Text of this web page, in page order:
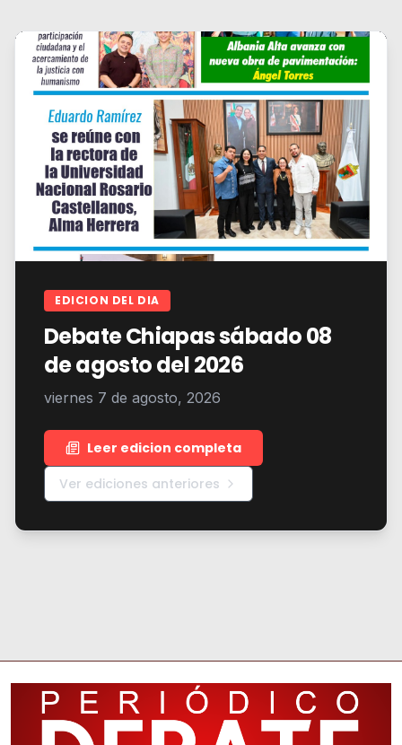
EDICION DEL DIA
Debate Chiapas sábado 08
de agosto del 2026
viernes 7 de agosto, 2026
Leer edicion completa
Ver ediciones anteriores